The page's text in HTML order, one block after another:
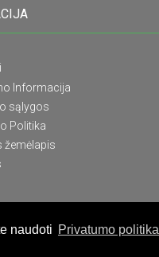
naudoti Privatumo politika
Informacija
sąlygos
Politika
žemėlapis